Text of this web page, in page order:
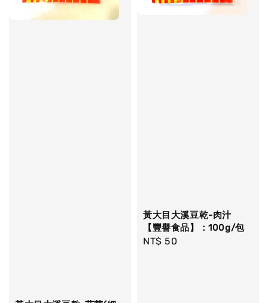
黃大目大溪豆乾-肉汁
【豐譽食品】：100g/包
Regular
NT$ 50